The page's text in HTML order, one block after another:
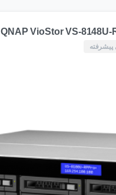
QNAP VioStor VS-8148U-